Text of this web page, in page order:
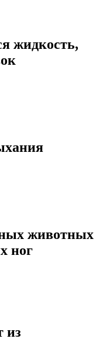
жидкость,
животных
ног
из